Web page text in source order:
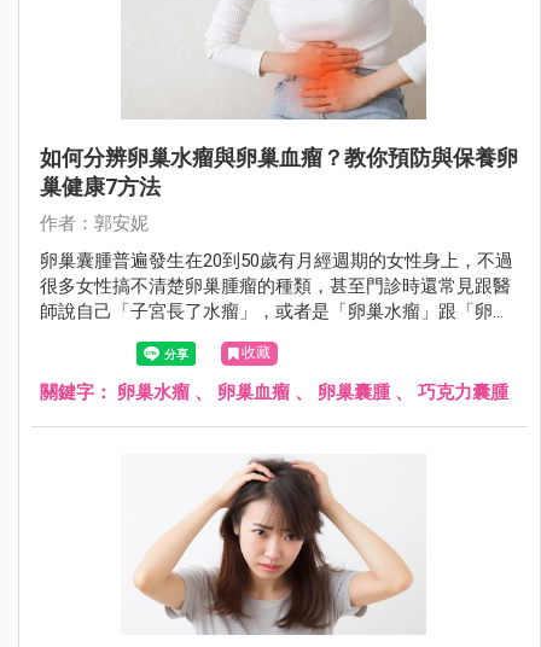
如何分辨卵巢水瘤與卵巢血瘤？教你預防與保養卵
巢健康7方法
作者：郭安妮
卵巢囊腫普遍發生在20到50歲有月經週期的女性身上，不過
很多女性搞不清楚卵巢腫瘤的種類，甚至門診時還常見跟醫
師說自己「子宮長了水瘤」，或者是「卵巢水瘤」跟「卵巢
血瘤」分不清楚，女性朋友應該要認識什麼是卵巢囊腫。
收藏
關鍵字： 卵巢水瘤 、 卵巢血瘤 、 卵巢囊腫、 巧克力囊腫